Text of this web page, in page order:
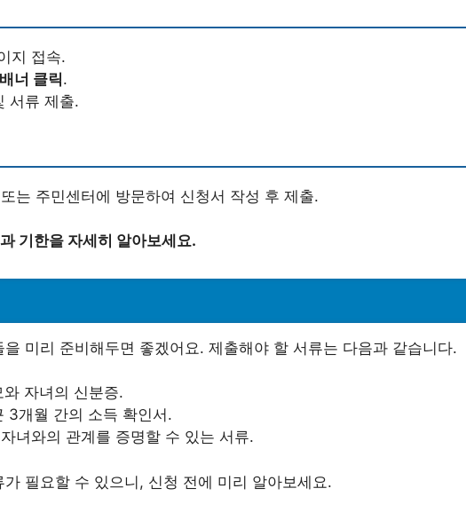
지 접속.
너 클릭.
서류 제출.
는 주민센터에 방문하여 신청서 작성 후 제출.
기한을 자세히 알아보세요.
미리 준비해두면 좋겠어요. 제출해야 할 서류는 다음과 같습니다.
와 자녀의 신분증.
3개월 간의 소득 확인서.
녀와의 관계를 증명할 수 있는 서류.
필요할 수 있으니, 신청 전에 미리 알아보세요.